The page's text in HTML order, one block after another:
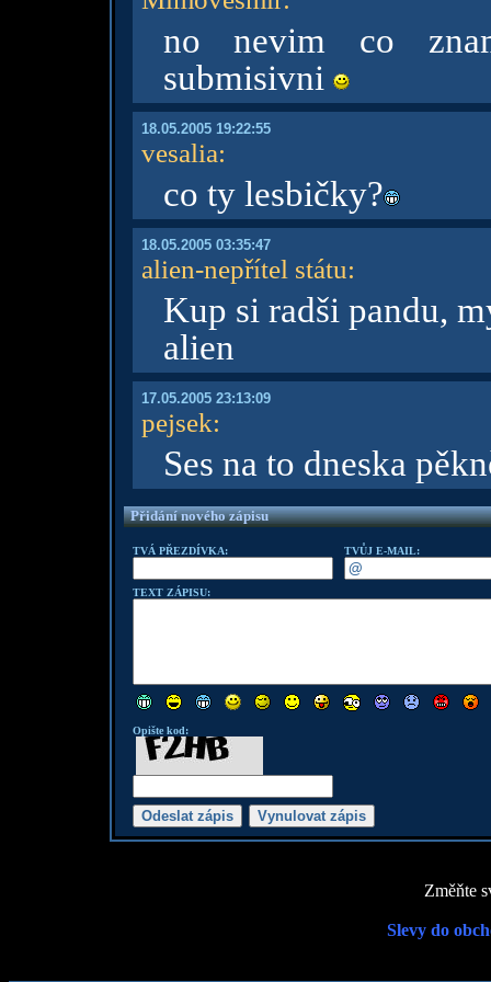
no nevim co
submisivni
18.05.2005 19:22:55
vesalia:
co ty lesbičky?
18.05.2005 03:35:47
alien-nepřítel státu:
Kup si radši pandu,
alien
17.05.2005 23:13:09
pejsek:
Ses na to dneska
Přidání nového zápisu
TVÁ PŘEZDÍVKA: TVŮJ E-MAIL:
TEXT ZÁPISU:
Opište kod:
Změňte
Slevy do